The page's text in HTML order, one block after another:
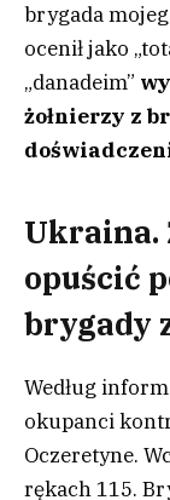
brygada
ocenił jako
„danadeim”
żołnierzy z
Ukraina.
opuścić
brygady
Według
okupanci
Oczeretyne.
rękach 115.